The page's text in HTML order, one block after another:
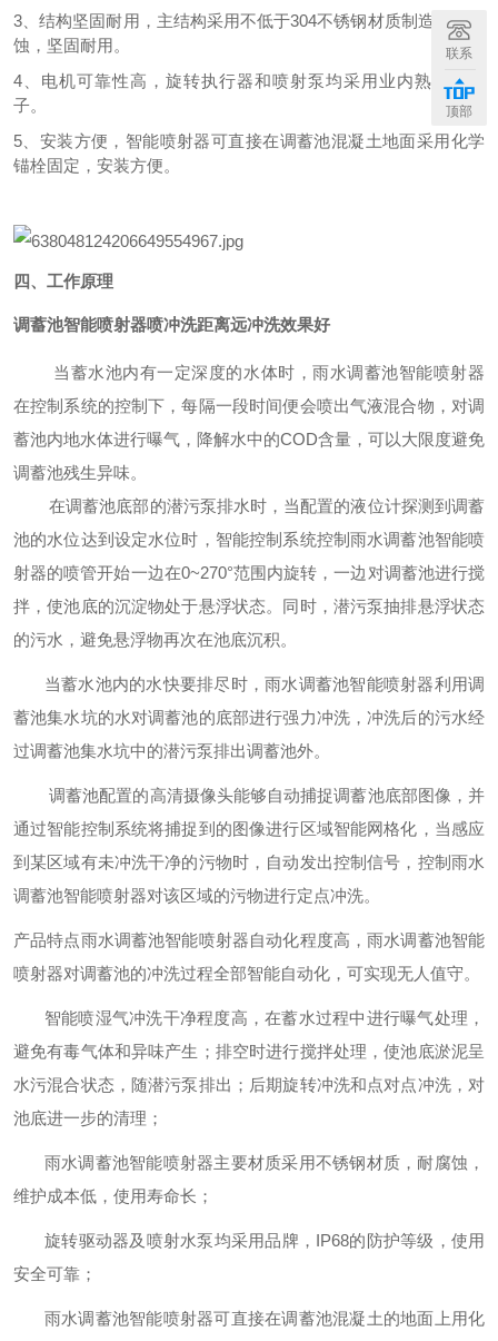
3、结构坚固耐用，主结构采用不低于304不锈钢材质制造，耐腐
蚀，坚固耐用。
4、电机可靠性高，旋转执行器和喷射泵均采用业内熟知的牌
子。
5、安装方便，智能喷射器可直接在调蓄池混凝土地面采用化学
锚栓固定，安装方便。
四、工作原理
调蓄池智能喷射器喷冲洗距离远冲洗效果好
当蓄水池内有一定深度的水体时，雨水调蓄池智能喷射器
在控制系统的控制下，每隔一段时间便会喷出气液混合物，对调
蓄池内地水体进行曝气，降解水中的COD含量，可以大限度避免
调蓄池残生异味。
在调蓄池底部的潜污泵排水时，当配置的液位计探测到调蓄
池的水位达到设定水位时，智能控制系统控制雨水调蓄池智能喷
射器的喷管开始一边在0~270°范围内旋转，一边对调蓄池进行搅
拌，使池底的沉淀物处于悬浮状态。同时，潜污泵抽排悬浮状态
的污水，避免悬浮物再次在池底沉积。
当蓄水池内的水快要排尽时，雨水调蓄池智能喷射器利用调
蓄池集水坑的水对调蓄池的底部进行强力冲洗，冲洗后的污水经
过调蓄池集水坑中的潜污泵排出调蓄池外。
调蓄池配置的高清摄像头能够自动捕捉调蓄池底部图像，并
通过智能控制系统将捕捉到的图像进行区域智能网格化，当感应
到某区域有未冲洗干净的污物时，自动发出控制信号，控制雨水
调蓄池智能喷射器对该区域的污物进行定点冲洗。
产品特点雨水调蓄池智能喷射器自动化程度高，雨水调蓄池智能
喷射器对调蓄池的冲洗过程全部智能自动化，可实现无人值守。
智能喷湿气冲洗干净程度高，在蓄水过程中进行曝气处理，
避免有毒气体和异味产生；排空时进行搅拌处理，使池底淤泥呈
水污混合状态，随潜污泵排出；后期旋转冲洗和点对点冲洗，对
池底进一步的清理 ；
雨水调蓄池智能喷射器主要材质采用不锈钢材质，耐腐蚀，
维护成本低，使用寿命长；
旋转驱动器及喷射水泵均采用品牌，IP68的防护等级，使用
安全可靠；
雨水调蓄池智能喷射器可直接在调蓄池混凝土的地面上用化
联系
顶部